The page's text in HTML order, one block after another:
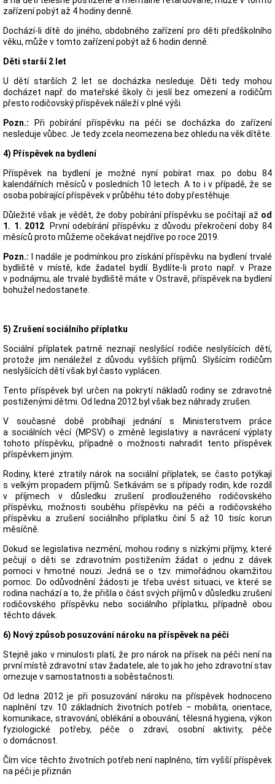
zařízení pobýt až 4 hodiny denně.
Dochází-li dítě do jiného, obdobného zařízení pro děti předškolního
věku, může v tomto zařízení pobýt až 6 hodin denně.
Děti starší 2 let
U dětí starších 2 let se docházka nesleduje. Děti tedy mohou
docházet např. do mateřské školy či jeslí bez omezení a rodičům
přesto rodičovský příspěvek náleží v plné výši.
Pozn.: Při pobírání příspěvku na péči se docházka do zařízení
nesleduje vůbec. Je tedy zcela neomezena bez ohledu na věk dítěte.
4) Příspěvek na bydlení
Příspěvek na bydlení je možné nyní pobírat max. po dobu 84
kalendářních měsíců v posledních 10 letech. A to i v případě, že se
osoba pobírající příspěvek v průběhu této doby přestěhuje.
Důležité však je vědět, že doby pobírání příspěvku se počítají až od
1. 1. 2012 . První odebírání příspěvku z důvodu překročení doby 84
měsíců proto můžeme očekávat nejdříve po roce 2019.
Pozn.:
I nadále je podmínkou pro získání příspěvku na bydlení trvalé
bydliště v místě, kde žadatel bydlí. Bydlíte-li proto např. v Praze
v podnájmu, ale trvalé bydliště máte v Ostravě, příspěvek na bydlení
bohužel nedostanete.
5) Zrušení sociálního příplatku
Sociální příplatek patrně neznají neslyšící rodiče neslyšících dětí,
protože jim nenáležel z důvodu vyšších příjmů. Slyšícím rodičům
neslyšících dětí však byl často vyplácen.
Tento příspěvek byl určen na pokrytí nákladů rodiny se zdravotně
postiženými dětmi. Od ledna 2012 byl však bez náhrady zrušen.
V současné době probíhají jednání s Ministerstvem práce
a sociálních věcí (MPSV) o změně legislativy a navrácení výplaty
tohoto příspěvku, případně o možnosti nahradit tento příspěvek
příspěvkem jiným.
Rodiny, které ztratily nárok na sociální příplatek, se často potýkají
s velkým propadem příjmů. Setkávám se s případy rodin, kde rozdíl
v příjmech v důsledku zrušení prodlouženého rodičovského
příspěvku, možnosti souběhu příspěvku na péči a rodičovského
příspěvku a zrušení sociálního příplatku činí 5 až 10 tisíc korun
měsíčně.
Dokud se legislativa nezmění, mohou rodiny s nízkými příjmy, které
pečují o děti se zdravotním postižením žádat o jednu z dávek
pomoci v hmotné nouzi. Jedná se o tzv. mimořádnou okamžitou
pomoc. Do odůvodnění žádosti je třeba uvést situaci, ve které se
rodina nachází a to, že přišla o část svých příjmů v důsledku zrušení
rodičovského příspěvku nebo sociálního příplatku, případně obou
těchto dávek.
6) Nový způsob posuzování nároku na příspěvek na péči
Stejně jako v minulosti platí, že pro nárok na přísek na péči není na
první místě zdravotní stav žadatele, ale to jak ho jeho zdravotní stav
omezuje v samostatnosti a soběstačnosti.
Od ledna 2012 je při posuzování nároku na příspěvek hodnoceno
naplnění tzv. 10 základních životních potřeb – mobilita, orientace,
komunikace, stravování, oblékání a obouvání, tělesná hygiena, výkon
fyziologické potřeby, péče o zdraví, osobní aktivity, péče
o domácnost.
Čím více těchto životních potřeb není naplněno, tím vyšší příspěvek
na péči je přiznán